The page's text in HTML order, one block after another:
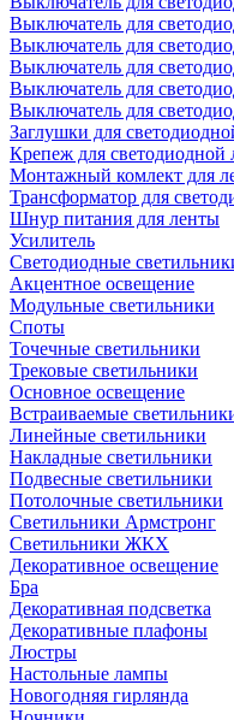
Выключатель для
Выключатель для
Выключатель для
Выключатель для
Выключатель для
Заглушки для
Крепеж для светодиодной
Монтажный комлект для
Трансформатор для
Шнур питания для ленты
Усилитель
Светодиодные
Акцентное освещение
Модульные светильники
Споты
Точечные светильники
Трековые светильники
Основное освещение
Встраиваемые
Линейные светильники
Накладные светильники
Подвесные светильники
Потолочные светильники
Светильники Армстронг
Светильники ЖКХ
Декоративное освещение
Бра
Декоративная подсветка
Декоративные плафоны
Люстры
Настольные лампы
Новогодняя гирлянда